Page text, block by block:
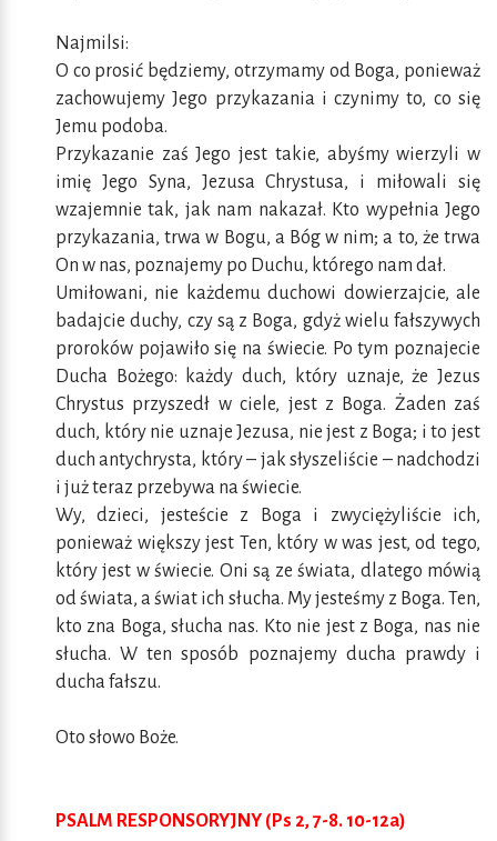
Najmilsi:
O co prosić będziemy, otrzymamy od Boga, ponieważ
zachowujemy Jego przykazania i czynimy to, co się
Jemu podoba.
Przykazanie zaś Jego jest takie, abyśmy wierzyli w
imię Jego Syna, Jezusa Chrystusa, i miłowali się
wzajemnie tak, jak nam nakazał. Kto wypełnia Jego
przykazania, trwa w Bogu, a Bóg w nim; a to, że trwa
On w nas, poznajemy po Duchu, którego nam dał.
Umiłowani, nie każdemu duchowi dowierzajcie, ale
badajcie duchy, czy są z Boga, gdyż wielu fałszywych
proroków pojawiło się na świecie. Po tym poznajecie
Ducha Bożego: każdy duch, który uznaje, że Jezus
Chrystus przyszedł w ciele, jest z Boga. Żaden zaś
duch, który nie uznaje Jezusa, nie jest z Boga; i to jest
duch antychrysta, który – jak słyszeliście – nadchodzi
i już teraz przebywa na świecie.
Wy, dzieci, jesteście z Boga i zwyciężyliście ich,
ponieważ większy jest Ten, który w was jest, od tego,
który jest w świecie. Oni są ze świata, dlatego mówią
od świata, a świat ich słucha. My jesteśmy z Boga. Ten,
kto zna Boga, słucha nas. Kto nie jest z Boga, nas nie
słucha. W ten sposób poznajemy ducha prawdy i
ducha fałszu.
Oto słowo Boże.
PSALM RESPONSORYJNY (Ps 2, 7-8. 10-12a)